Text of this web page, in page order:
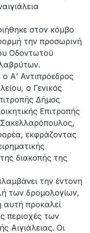
στον κόμβο
την προσωρινή
Οδοντωτού
Α’ Αντιπρόεδρος
ο Γενικός
Δήμος
Επιτροπής
εκφράζοντας
διακοπής της
την έντονη
των δρομολογίων,
αυτή προκαλεί
περιοχές των
Αιγιάλειας. Οι